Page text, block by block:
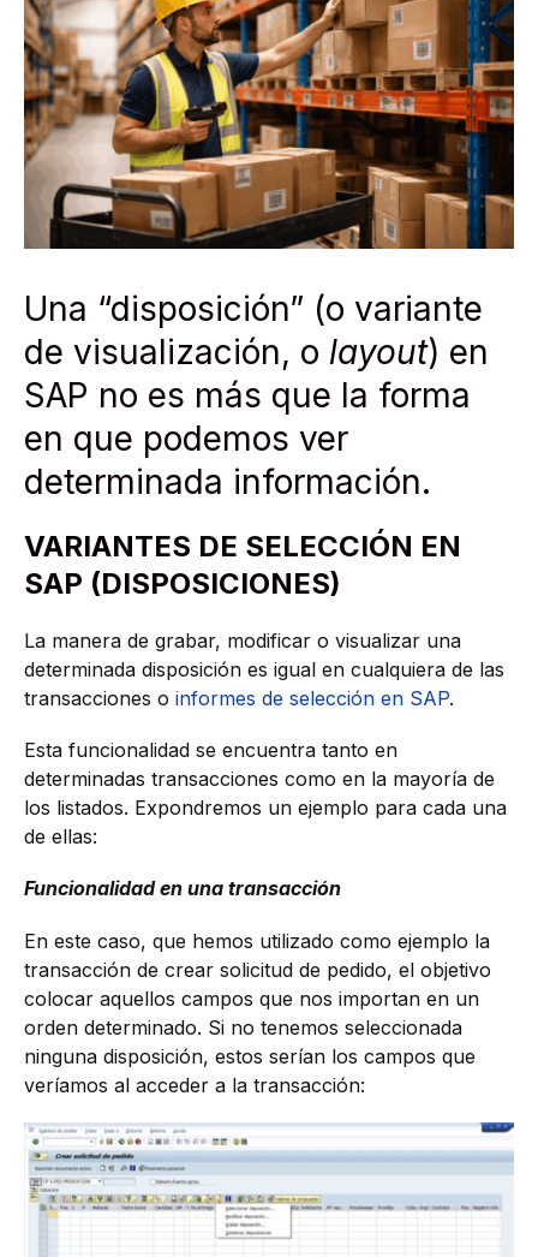
Una “disposición” (o variante
de visualización, o layout) en
SAP no es más que la forma
en que podemos ver
determinada información.
VARIANTES DE SELECCIÓN EN
SAP (DISPOSICIONES)
La manera de grabar, modificar o visualizar una
determinada disposición es igual en cualquiera de las
transacciones o informes de selección en SAP.
Esta funcionalidad se encuentra tanto en
determinadas transacciones como en la mayoría de
los listados. Expondremos un ejemplo para cada una
de ellas:
Funcionalidad en una transacción
En este caso, que hemos utilizado como ejemplo la
transacción de crear solicitud de pedido, el objetivo
colocar aquellos campos que nos importan en un
orden determinado. Si no tenemos seleccionada
ninguna disposición, estos serían los campos que
veríamos al acceder a la transacción: